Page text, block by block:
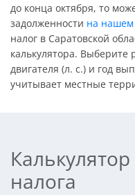
до конца октября, то
задолженности на нашем
налог в Саратовской
калькулятора. Выберите
двигателя (л. с.) и год
учитывает местные
налога